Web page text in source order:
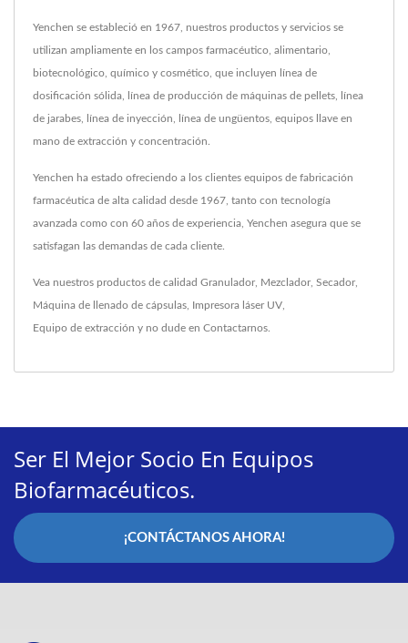
Yenchen se estableció en 1967, nuestros productos y servicios se
utilizan ampliamente en los campos farmacéutico, alimentario,
biotecnológico, químico y cosmético, que incluyen línea de
dosificación sólida, línea de producción de máquinas de pellets, línea
de jarabes, línea de inyección, línea de ungüentos, equipos llave en
mano de extracción y concentración.
Yenchen ha estado ofreciendo a los clientes equipos de fabricación
farmacéutica de alta calidad desde 1967, tanto con tecnología
avanzada como con 60 años de experiencia, Yenchen asegura que se
satisfagan las demandas de cada cliente.
Vea nuestros productos de calidad Granulador, Mezclador, Secador,
Máquina de llenado de cápsulas Impresora láser UV
Equipo de extracción y no dude en Contactarnos
Ser El Mejor Socio En Equipos
Biofarmacéuticos.
¡CONTÁCTANOS AHORA!